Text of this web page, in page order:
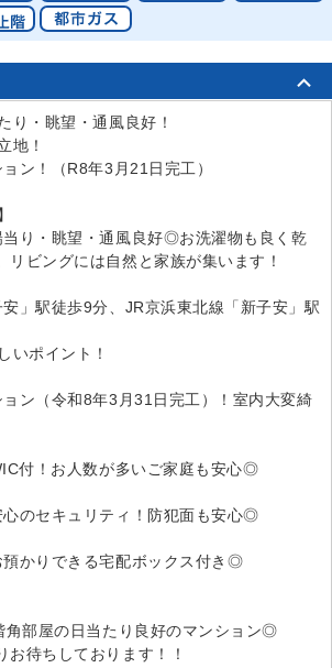
り・眺望・通風良好！
地！
ン！（R8年3月21日完工）
当り・眺望・通風良好◎お洗濯物も良く乾
リビングには自然と家族が集います！
」駅徒歩9分、JR京浜東北線「新子安」駅
いポイント！
ン（令和8年3月31日完工）！室内大変綺
付！お人数が多いご家庭も安心◎
心のセキュリティ！防犯面も安心◎
預かりできる宅配ボックス付き◎
角部屋の日当たり良好のマンション◎
お待ちしております！！